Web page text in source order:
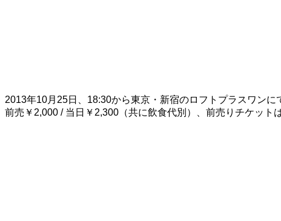
2013年10月25日、18:30から東京・新宿のロフトプラスワンに
前売￥2,000 / 当日￥2,300（共に飲食代別）、前売りチケット